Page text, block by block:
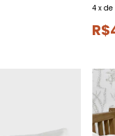
4 x de